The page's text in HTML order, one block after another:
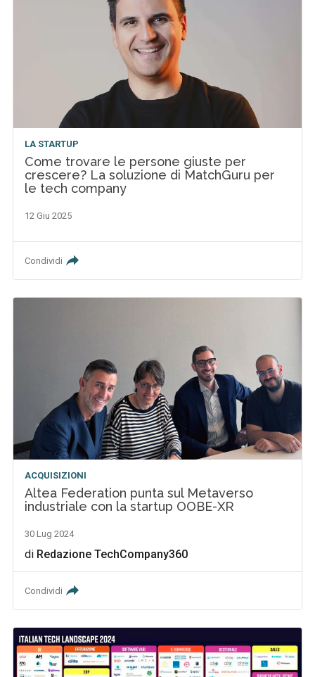
LA STARTUP
Come trovare le persone giuste per
crescere? La soluzione di MatchGuru per
le tech company
12 Giu 2025
Condividi
ACQUISIZIONI
Altea Federation punta sul Metaverso
industriale con la startup OOBE-XR
30 Lug 2024
di Redazione TechCompany360
Condividi